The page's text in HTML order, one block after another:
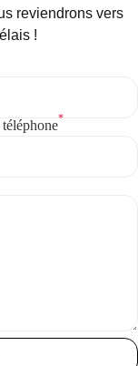
reviendrons vers
!
*